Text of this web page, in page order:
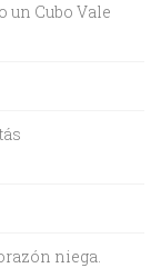
un Cubo Vale
niega.